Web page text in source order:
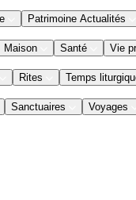
Patrimoine Actualités
Maison Santé Vie
Rites Temps
Sanctuaires Voyages